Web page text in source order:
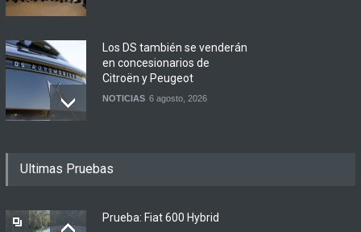
Los DS también se venderán
en concesionarios de
Citroën y Peugeot
NOTICIAS 6 agosto, 2026
producción y exportaciones
Ultimas Pruebas
Prueba: Fiat 600 Hybrid